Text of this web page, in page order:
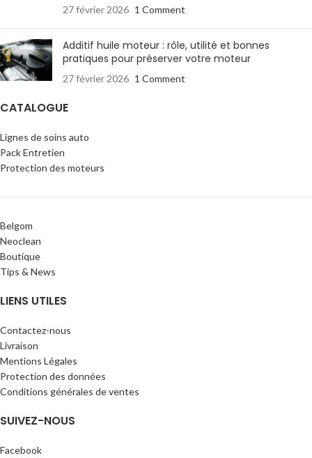
27 février 2026 1 Comment
Additif huile moteur : rôle, utilité et bonnes
pratiques pour préserver votre moteur
27 février 2026 1 Comment
CATALOGUE
Lignes de soins auto
Pack Entretien
Protection des moteurs
Belgom
Neoclean
Boutique
Tips & News
LIENS UTILES
Contactez-nous
Livraison
Mentions Légales
Protection des données
Conditions générales de ventes
SUIVEZ-NOUS
Facebook